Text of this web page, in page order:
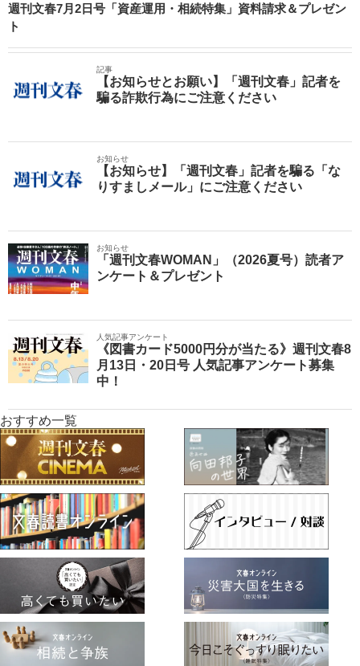
週刊文春7月2日号「資産運用・相続特集」資料請求＆プレゼン
ト
記事
【お知らせとお願い】「週刊文春」記者を
騙る詐欺行為にご注意ください
お知らせ
【お知らせ】「週刊文春」記者を騙る「な
りすましメール」にご注意ください
お知らせ
「週刊文春WOMAN」（2026夏号）読者ア
ンケート＆プレゼント
人気記事アンケート
《図書カード5000円分が当たる》週刊文春8
月13日・20日号 人気記事アンケート募集
中！
おすすめ一覧